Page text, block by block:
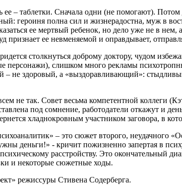
ее – таблетки. Сначала одни (не помогают).
героиня полна сил и жизнерадостна, муж в
ее мертвый ребенок, но дело уже не в
признает ее невменяемой и оправдывает,
столкнуться доброму доктору, чудом
персонажи), слишком много рекламы
– не здоровый, а «выздоравливающий»:
не так. Совет весьма компетентной коллеги
под сомнение, работодатели откажут и
хладнокровным участником заговора, в
– это сюжет второго, неудачного
деньги!» - кричит пожизненно запертая в
расстройству. Это окончательный
и некоторые сюжетные ходы.
режиссуры Стивена Содерберга.